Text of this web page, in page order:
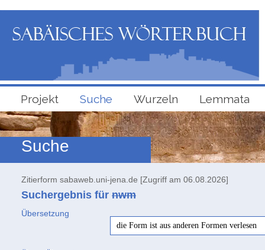
Projekt Suche Wurzeln Lemmata
Suche
Zitierform sabaweb.uni-jena.de [Zugriff am 06.08.2026]
Suchergebnis für nwm
Übersetzung
die Form ist aus anderen Formen verlesen